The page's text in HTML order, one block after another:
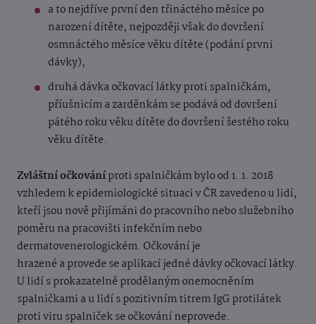
a to nejdříve první den třináctého měsíce po
narození dítěte, nejpozději však do dovršení
osmnáctého měsíce věku dítěte (podání první
dávky),
druhá dávka očkovací látky proti spalničkám,
příušnicím a zarděnkám se podává od dovršení
pátého roku věku dítěte do dovršení šestého roku
věku dítěte.
Zvláštní očkováníproti spalničkám bylo od 1. 1. 2018
vzhledem k epidemiologické situaci v ČR zavedeno u lidí,
kteří jsou nově přijímáni do pracovního nebo služebního
poměru na pracovišti infekčním nebo
dermatovenerologickém. Očkování je
hrazené a provede se aplikací jedné dávky očkovací látky.
U lidí s prokazatelně prodělaným onemocněním
spalničkami a u lidí s pozitivním titrem IgG protilátek
proti viru spalniček se očkování neprovede.